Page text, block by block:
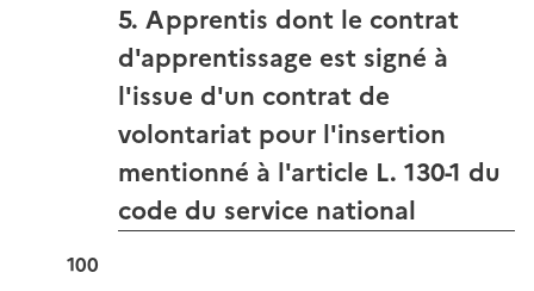
5. Apprentis dont le contrat
d'apprentissage est signé à
l'issue d'un contrat de
volontariat pour l'insertion
mentionné à l'article L. 130-1 du
code du service national
100